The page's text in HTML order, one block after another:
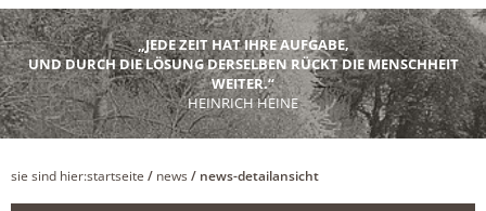
„JEDE ZEIT HAT IHRE AUFGABE,
UND DURCH DIE LÖSUNG DERSELBEN RÜCKT DIE MENSCHHEIT
WEITER.“
HEINRICH HEINE
sie sind hier:startseite / news/ news-detailansicht